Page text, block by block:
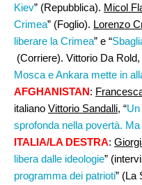
Kiev” (Repubblica). Micol
Crimea” (Foglio). Lorenzo
liberare la Crimea” e “
(Corriere). Vittorio Da Rold,
Mosca e Ankara mette in
AFGHANISTAN:
italiano Vittorio Sandalli, “
sprofonda nella povertà.
ITALIA/LA DESTRA:
libera dalle ideologie”
programma dei patrioti” (La